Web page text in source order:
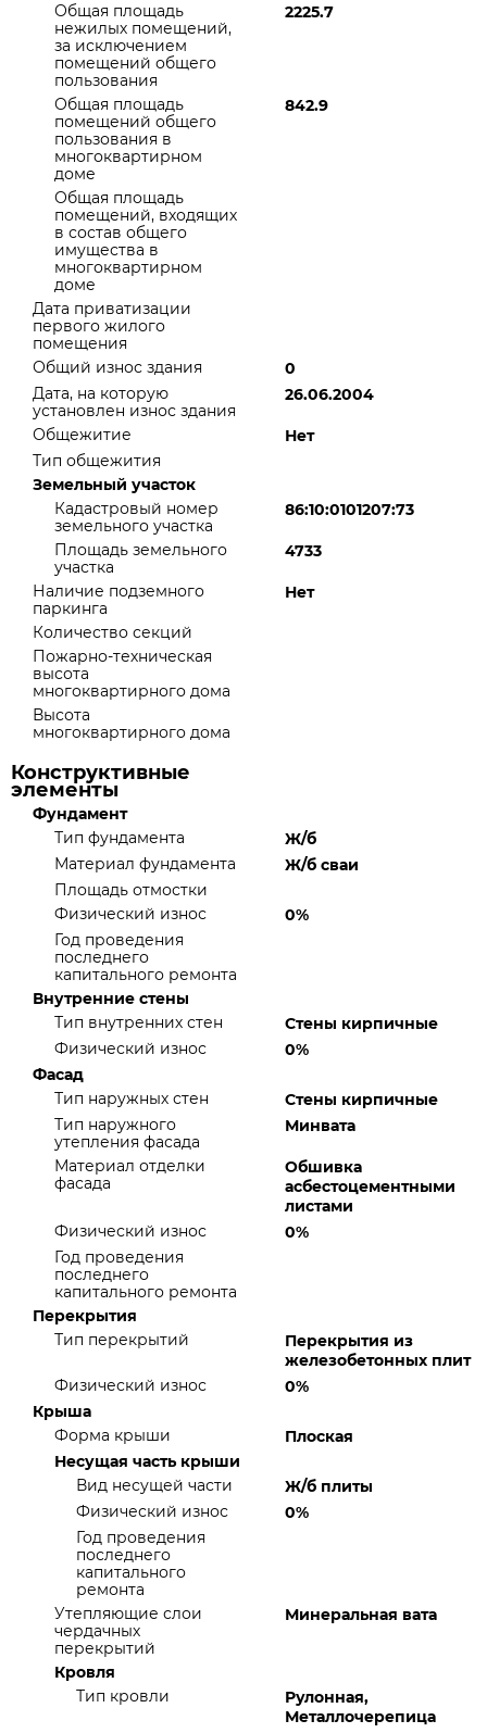
Общая площадь
нежилых помещений,
за исключением
помещений общего
пользования
2225.7
Общая площадь
помещений общего
пользования в
многоквартирном
доме
842.9
Общая площадь
помещений, входящих
в состав общего
имущества в
многоквартирном
доме
Дата приватизации
первого жилого
помещения
Общий износ здания
0
Дата, на которую
установлен износ здания
26.06.2004
Общежитие
Нет
Тип общежития
Земельный участок
Кадастровый номер
земельного участка
86:10:0101207:73
Площадь земельного
участка
4733
Наличие подземного
паркинга
Нет
Количество секций
Пожарно-техническая
высота
многоквартирного дома
Высота
многоквартирного дома
Конструктивные
элементы
Фундамент
Тип фундамента
Ж/б
Материал фундамента
Ж/б сваи
Площадь отмостки
Физический износ
0%
Год проведения
последнего
капитального ремонта
Внутренние стены
Тип внутренних стен
Стены кирпичные
Физический износ
0%
Фасад
Тип наружных стен
Стены кирпичные
Тип наружного
утепления фасада
Минвата
Материал отделки
фасада
Обшивка
асбестоцементными
листами
Физический износ
0%
Год проведения
последнего
капитального ремонта
Перекрытия
Тип перекрытий
Перекрытия из
железобетонных плит
Физический износ
0%
Крыша
Форма крыши
Плоская
Несущая часть крыши
Вид несущей части
Ж/б плиты
Физический износ
0%
Год проведения
последнего
капитального
ремонта
Утепляющие слои
чердачных
перекрытий
Минеральная вата
Кровля
Тип кровли
Рулонная,
Металлочерепица